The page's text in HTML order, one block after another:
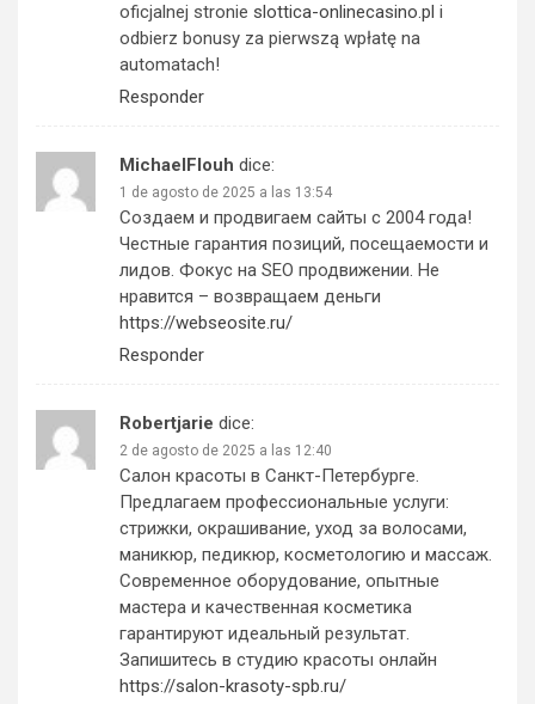
oficjalnej stronie slottica-onlinecasino.pl i
odbierz bonusy za pierwszą wpłatę na
automatach!
Responder
MichaelFlouh dice:
1 de agosto de 2025 a las 13:54
Создаем и продвигаем сайты с 2004 года!
Честные гарантия позиций, посещаемости и
лидов. Фокус на SEO продвижении. Не
нравится – возвращаем деньги
https://webseosite.ru/
Responder
Robertjarie dice:
2 de agosto de 2025 a las 12:40
Салон красоты в Санкт-Петербурге.
Предлагаем профессиональные услуги:
стрижки, окрашивание, уход за волосами,
маникюр, педикюр, косметологию и массаж.
Современное оборудование, опытные
мастера и качественная косметика
гарантируют идеальный результат.
Запишитесь в студию красоты онлайн
https://salon-krasoty-spb.ru/